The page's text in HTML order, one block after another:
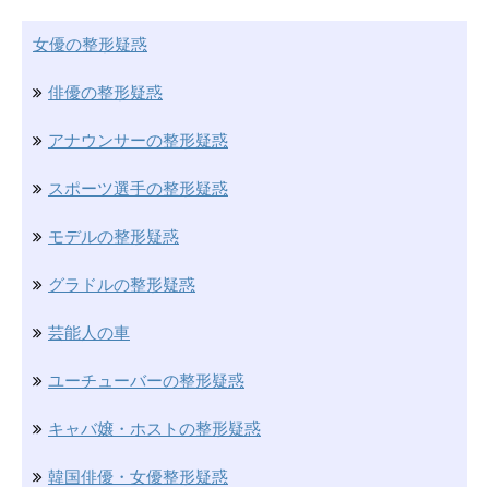
女優の整形疑惑
俳優の整形疑惑
アナウンサーの整形疑惑
スポーツ選手の整形疑惑
モデルの整形疑惑
グラドルの整形疑惑
芸能人の車
ユーチューバーの整形疑惑
キャバ嬢・ホストの整形疑惑
韓国俳優・女優整形疑惑